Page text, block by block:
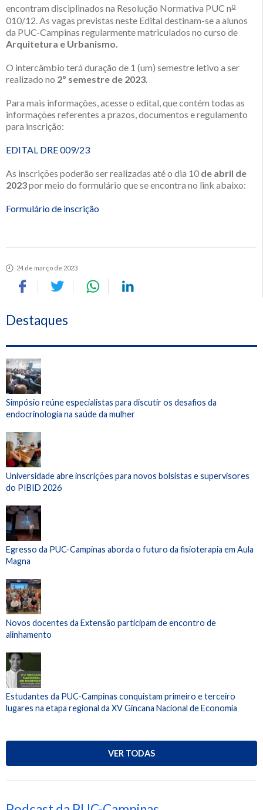
encontram disciplinados na Resolução Normativa PUC no
010/12. As vagas previstas neste Edital destinam-se a alunos
da PUC-Campinas regularmente matriculados no curso de
Arquitetura e Urbanismo.
O intercâmbio terá duração de 1 (um) semestre letivo a ser
realizado no 2º semestre de 2023
Para mais informações, acesse o edital, que contém todas as
informações referentes a prazos, documentos e regulamento
para inscrição:
EDITAL DRE 009/23
As inscrições poderão ser realizadas até o dia 10 de abril de
2023por meio do formulário que se encontra no link abaixo:
Formulário de inscrição
24 de março de 2023
Destaques
Simpósio reúne especialistas para discutir os desafios da
endocrinologia na saúde da mulher
Universidade abre inscrições para novos bolsistas e supervisores
do PIBID 2026
Egresso da PUC-Campinas aborda o futuro da fisioterapia em Aula
Magna
Novos docentes da Extensão participam de encontro de
alinhamento
Estudantes da PUC-Campinas conquistam primeiro e terceiro
lugares na etapa regional da XV Gincana Nacional de Economia
VER TODAS